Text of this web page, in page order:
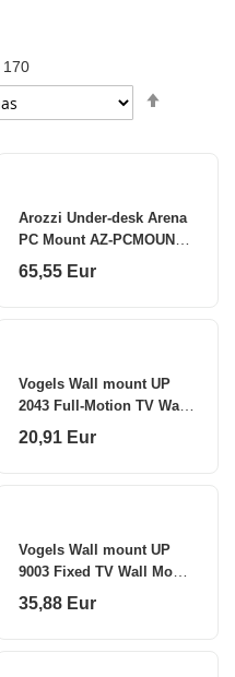
170
Arozzi Under-desk Arena
PC Mount AZ-PCMOUNT-
FST
65,55 Eur
Vogels Wall mount UP
2043 Full-Motion TV Wall
Mount S 19-43 "
20,91 Eur
Vogels Wall mount UP
9003 Fixed TV Wall Mount
XL 55-120 "
35,88 Eur